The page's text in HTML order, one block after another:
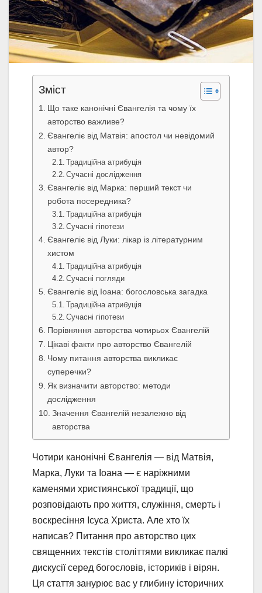
Зміст
Що таке канонічні Євангелія та чому їх
авторство важливе?
Євангеліє від Матвія: апостол чи невідомий
автор?
Традиційна атрибуція
Сучасні дослідження
Євангеліє від Марка: перший текст чи
робота посередника?
Традиційна атрибуція
Сучасні гіпотези
Євангеліє від Луки: лікар із літературним
хистом
Традиційна атрибуція
Сучасні погляди
Євангеліє від Іоана: богословська загадка
Традиційна атрибуція
Сучасні гіпотези
Порівняння авторства чотирьох Євангелій
Цікаві факти про авторство Євангелій
Чому питання авторства викликає
суперечки?
Як визначити авторство: методи
дослідження
Значення Євангелій незалежно від
авторства
Чотири канонічні Євангелія — від Матвія,
Марка, Луки та Іоана — є наріжними
каменями християнської традиції, що
розповідають про життя, служіння, смерть і
воскресіння Ісуса Христа. Але хто їх
написав? Питання про авторство цих
священних текстів століттями викликає палкі
дискусії серед богословів, істориків і вірян.
Ця стаття занурює вас у глибину історичних